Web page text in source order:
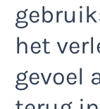
het
gevoel